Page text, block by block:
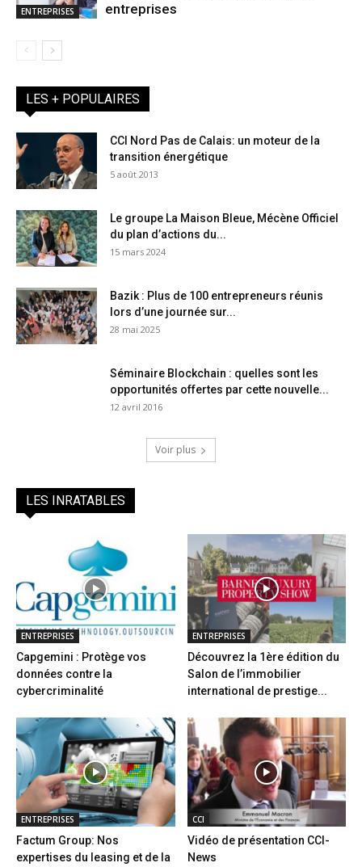
ENTREPRISES
entreprises
LES + POPULAIRES
CCI Nord Pas de Calais: un moteur de la
transition énergétique
5 août 2013
Le groupe La Maison Bleue, Mécène Officiel
du plan d’actions du...
15 mars 2024
Bazik : Plus de 100 entrepreneurs réunis
lors d’une journée sur...
28 mai 2025
Séminaire Blockchain : quelles sont les
opportunités offertes par cette nouvelle...
12 avril 2016
Voir plus
LES INRATABLES
ENTREPRISES
Capgemini : Protège vos
données contre la
cybercriminalité
ENTREPRISES
Découvrez la 1ère édition du
Salon de l’immobilier
international de prestige...
ENTREPRISES
Factum Group: Nos
expertises du leasing et de la
CCI
Vidéo de présentation CCI-
News